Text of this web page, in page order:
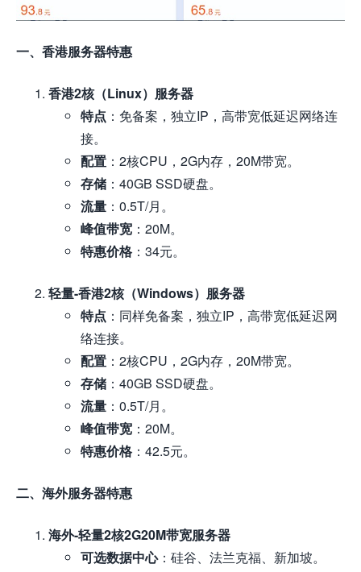
一、香港服务器特惠
香港2核（Linux）服务器
特点 ：免备案，独立IP，高带宽低延迟网络连
接。
配置 ：2核CPU，2G内存，20M带宽。
存储 ：40GB SSD硬盘。
流量 ：0.5T/月。
峰值带宽 ：20M。
特惠价格 ：34元。
轻量-香港2核（Windows）服务器
特点 ：同样免备案，独立IP，高带宽低延迟网
络连接。
配置 ：2核CPU，2G内存，20M带宽。
存储 ：40GB SSD硬盘。
流量 ：0.5T/月。
峰值带宽 ：20M。
特惠价格 ：42.5元。
二、海外服务器特惠
海外-轻量2核2G20M带宽服务器
可选数据中心：硅谷、法兰克福、新加坡。